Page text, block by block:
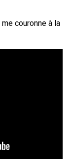
me couronne à la